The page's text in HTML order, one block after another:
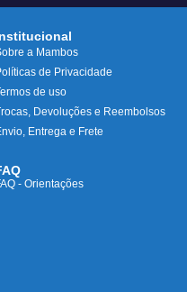
a Mambos
de Privacidade
de uso
Devoluções e Reembolsos
Entrega e Frete
- Orientações